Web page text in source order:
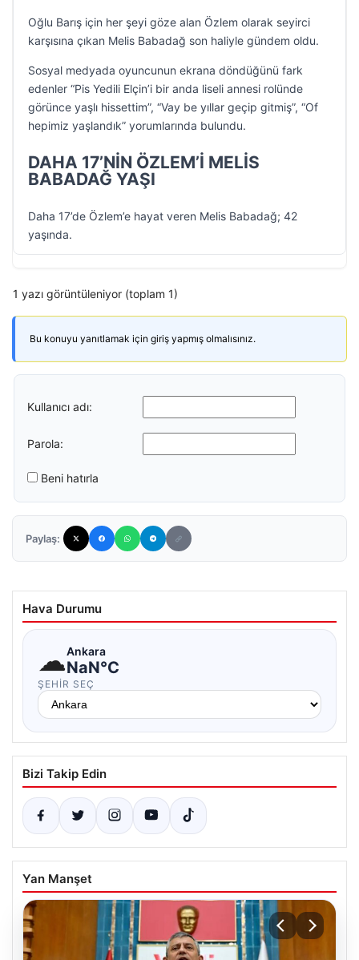
Oğlu Barış için her şeyi göze alan Özlem olarak seyirci
karşısına çıkan Melis Babadağ son haliyle gündem oldu.
Sosyal medyada oyuncunun ekrana döndüğünü fark
edenler “Pis Yedili Elçin’i bir anda liseli annesi rolünde
görünce yaşlı hissettim”, “Vay be yıllar geçip gitmiş”, “Of
hepimiz yaşlandık” yorumlarında bulundu.
DAHA 17’NİN ÖZLEM’İ MELİS
BABADAĞ YAŞI
Daha 17’de Özlem’e hayat veren Melis Babadağ; 42
yaşında.
1 yazı görüntüleniyor (toplam 1)
Bu konuyu yanıtlamak için giriş yapmış olmalısınız.
Kullanıcı adı:
Parola:
Beni hatırla
Paylaş:
Hava Durumu
☁Ankara
NaN°C
ŞEHIR SEÇ
Bizi Takip Edin
Yan Manşet